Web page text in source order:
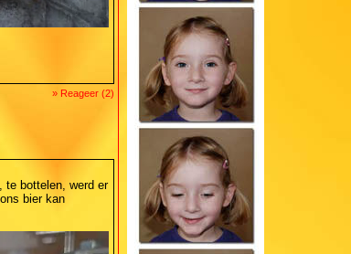
» Reageer (2)
te bottelen, werd er
bier kan